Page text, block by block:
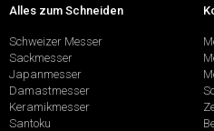
Alles zum Schneiden
Schweizer Messer
Sackmesser
Japanmesser
Damastmesser
Keramikmesser
Santoku